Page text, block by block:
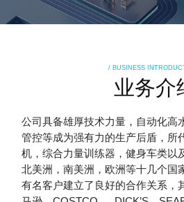
/ BUSINESS
业务介
公司具备雄厚技术力量，自动化高
管控等成为强有力的生产后盾，所
机，综合力量训练器，健身车类以
北美洲，南美洲，欧洲等十几个国
有名客户建立了良好的合作关系，